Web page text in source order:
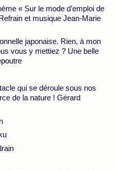
« Sur le mode d’emploi de
et musique Jean-Marie
japonaise. Rien, à mon
vous y mettiez ? Une belle
qui se déroule sous nos
de la nature ! Gérard